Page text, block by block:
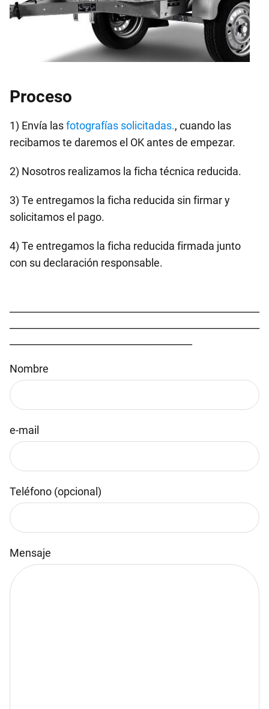
Proceso
1) Envía lasfotografías solicitadas., cuando las
recibamos te daremos el OK antes de empezar.
2) Nosotros realizamos la ficha técnica reducida.
3) Te entregamos la ficha reducida sin firmar y
solicitamos el pago.
4) Te entregamos la ficha reducida firmada junto
con su declaración responsable.
Nombre
e-mail
Teléfono (opcional)
Por favor, deja este campo vacío.
Mensaje